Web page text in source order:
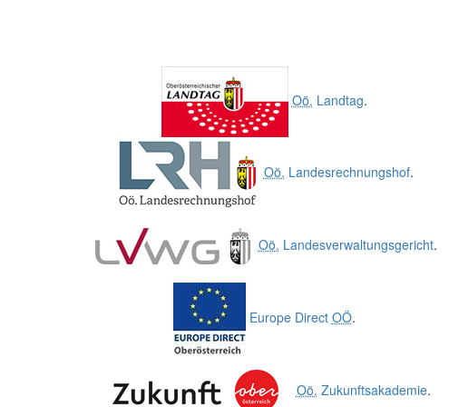
Oö. Landtag.
Oö. Landesrechnungshof.
Oö. Landesverwaltungsgericht.
Europe Direct OÖ.
Oö. Zukunftsakademie.